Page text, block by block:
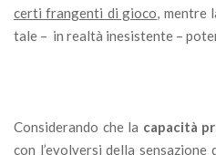
certi frangenti di gioco, mentre
tale – in realtà inesistente –
Considerando che la capacità
con l’evolversi della sensazione